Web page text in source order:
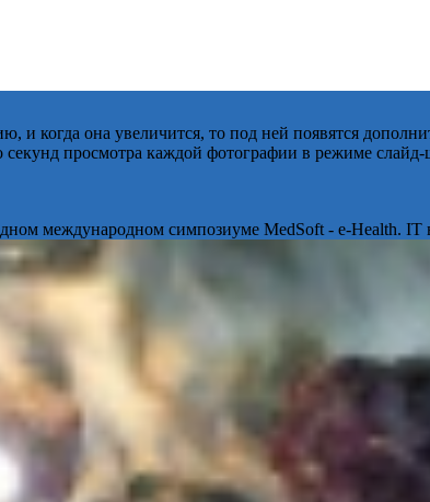
когда она увеличится, то под ней появятся
просмотра каждой фотографии в режиме слайд-
международном симпозиуме MedSoft - e-Health. IT